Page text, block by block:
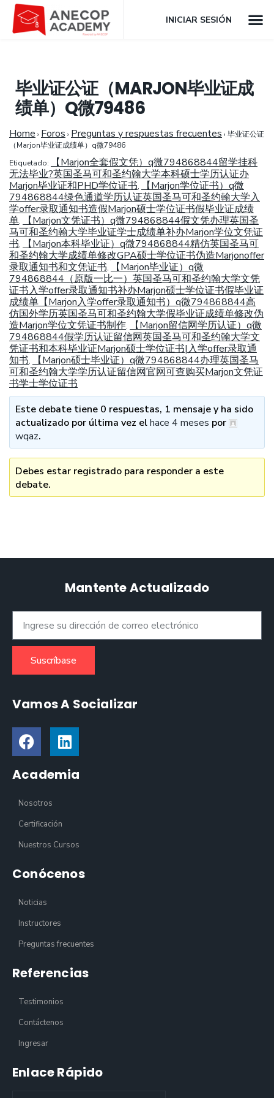
INICIAR SESIÓN
毕业证公证（MARJON毕业证成
绩单）Q微79486
Home › Foros › Preguntas y respuestas frecuentes › 毕业证公证
（Marjon毕业证成绩单）q微79486
Etiquetado:
【Marjon全套假文凭）q微794868844留学挂科
无法毕业?英国圣马可和圣约翰大学本科硕士学历认证办
Marjon毕业证和PHD学位证书,
【Marjon学位证书）q微
794868844绿色通道学历认证英国圣马可和圣约翰大学入
学offer录取通知书造假Marjon硕士学位证书假毕业证成绩
单,
【Marjon文凭证书）q微794868844假文凭办理英国圣
马可和圣约翰大学毕业证学士成绩单补办Marjon学位文凭证
书,
【Marjon本科毕业证）q微794868844精仿英国圣马可
和圣约翰大学成绩单修改GPA硕士学位证书伪造Marjonoffer
录取通知书和文凭证书,
【Marjon毕业证）q微
794868844（原版一比一）英国圣马可和圣约翰大学文凭
证书入学offer录取通知书补办Marjon硕士学位证书假毕业证
成绩单【Marjon入学offer录取通知书）q微794868844高
仿国外学历英国圣马可和圣约翰大学假毕业证成绩单修改伪
造Marjon学位文凭证书制作,
【Marjon留信网学历认证）q微
794868844假学历认证留信网英国圣马可和圣约翰大学文
凭证书和本科毕业证Marjon硕士学位证书|入学offer录取通
知书,
【Marjon硕士毕业证）q微794868844办理英国圣马
可和圣约翰大学学历认证留信网官网可查购买Marjon文凭证
书学士学位证书
Este debate tiene 0 respuestas, 1 mensaje y ha sido
actualizado por última vez elhace 4 meses por
wqaz.
Debes estar registrado para responder a este
debate.
Mantente Actualizado
Suscríbase
Vamos A Socializar
Academia
Nosotros
Certificación
Nuestros Cursos
Conócenos
Noticias
Instructores
Preguntas frecuentes
Referencias
Testimonios
Contáctenos
Ingresar
Enlace Rápido